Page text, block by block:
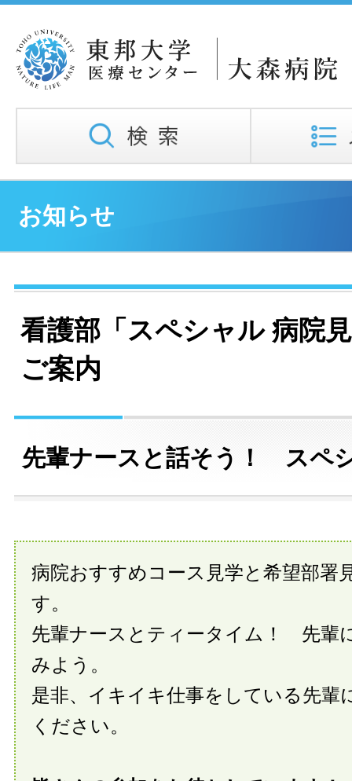
お知らせ
看護部「スペシャル 病院
ご案内
先輩ナースと話そう！ スペ
病院おすすめコース見学と希望部署
す。
先輩ナースとティータイム！ 先輩
みよう。
是非、イキイキ仕事をしている先輩
ください。